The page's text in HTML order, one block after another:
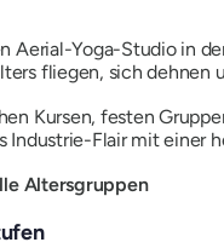
Aerial-Yoga-Studio in
fliegen, sich dehnen
Kursen, festen
Industrie-Flair mit einer
Altersgruppen